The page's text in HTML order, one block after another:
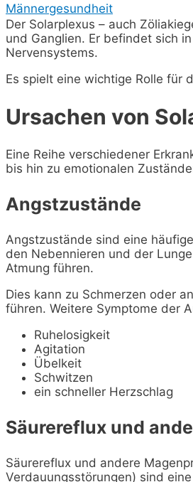
Männergesundheit
Der Solarplexus – auch
und Ganglien. Er befindet sich
Nervensystems.
Es spielt eine wichtige Rolle für
Ursachen von
Eine Reihe verschiedener
bis hin zu emotionalen
Angstzustände
Angstzustände sind eine
den Nebennieren und der
Atmung führen.
Dies kann zu Schmerzen oder
führen. Weitere Symptome der
Ruhelosigkeit
Agitation
Übelkeit
Schwitzen
ein schneller Herzschlag
Säurereflux und
Säurereflux und andere
Verdauungsstörungen) sind